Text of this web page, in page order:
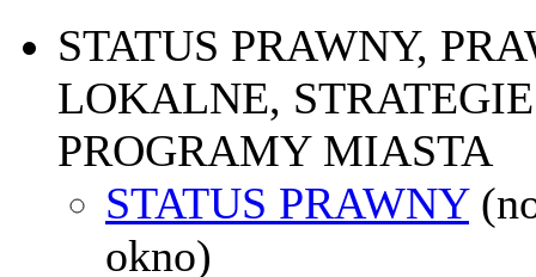
STATUS PRAWNY,
LOKALNE,
PROGRAMY MIASTA
STATUS PRAWNY
okno)